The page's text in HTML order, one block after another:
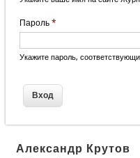
Пароль *
Укажите пароль,
Александр Крутов